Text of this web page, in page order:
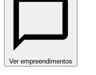
Ver empreendimentos